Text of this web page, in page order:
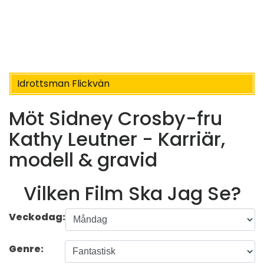
Idrottsman Flickvän
Möt Sidney Crosby-fru
Kathy Leutner - Karriär,
modell & gravid
Vilken Film Ska Jag Se?
Veckodag:
Genre: